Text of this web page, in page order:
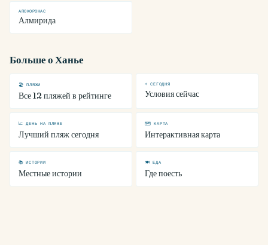
АПОКОРОНАС
Алмирида
Больше о Ханье
🏖 ПЛЯЖИ
Все 12 пляжей в рейтинге
☀ СЕГОДНЯ
Условия сейчас
📈 ДЕНЬ НА ПЛЯЖЕ
Лучший пляж сегодня
🗺 КАРТА
Интерактивная карта
📚 ИСТОРИИ
Местные истории
🍽 ЕДА
Где поесть